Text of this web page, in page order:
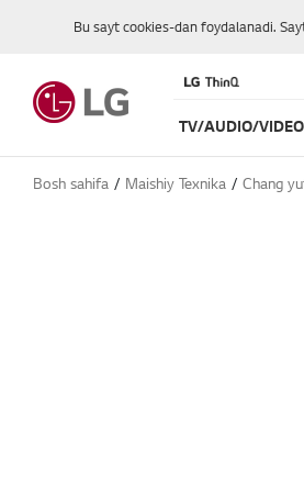
Bu sayt cookies-dan foydalanadi.
TV/AUDIO/VIDEO
Bosh sahifa Maishiy Texnika Chang